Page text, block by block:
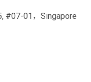
#07-01，Singapore